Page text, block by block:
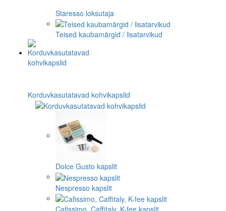
Staresso loksutaja
Teised kaubamärgid / lisatarvikud
Korduvkasutatavad kohvikapslid
Dolce Gusto kapslit
Nespresso kapslit